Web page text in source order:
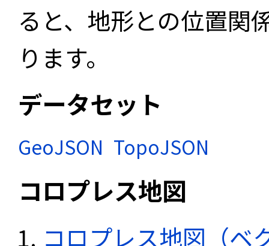
ると、地形との位置関
ります。
データセット
GeoJSON TopoJSON
コロプレス地図
コロプレス地図（ベ